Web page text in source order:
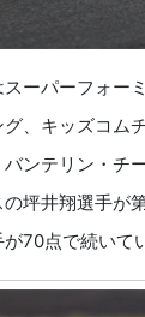
ーパーフォー
、キッズコム
ンテリン・チ
の坪井翔選手が
70点で続いて